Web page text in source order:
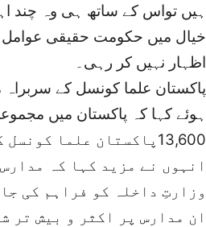
ہیں تواس کے ساتھ ہی وہ چند
خیال میں حکومت حقیقی عوامل
اظہار نہیں کر رہی۔
پاکستان علما کونسل کے سربراہ
13,600پاکستان علما کونسل کے ساتھ منسلک ہیں۔
انہوں نے مزید کہا کہ
وزارتِ داخلہ کو فراہم کی
ان مدارس پر اکثر و بیش تر